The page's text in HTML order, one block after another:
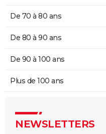
De 70 à 80 ans
De 80 à 90 ans
De 90 à 100 ans
Plus de 100 ans
NEWSLETTERS